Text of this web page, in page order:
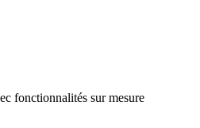
fonctionnalités sur mesure